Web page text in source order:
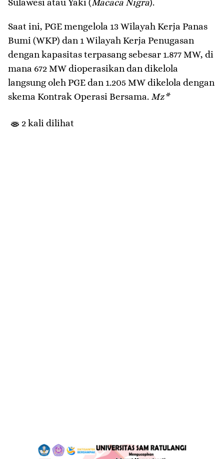
Saat ini, PGE mengelola 13 Wilayah Kerja Panas
Bumi (WKP) dan 1 Wilayah Kerja Penugasan
dengan kapasitas terpasang sebesar 1.877 MW, di
mana 672 MW dioperasikan dan dikelola
langsung oleh PGE dan 1.205 MW dikelola dengan
skema Kontrak Operasi Bersama. Mz*
2 kali dilihat